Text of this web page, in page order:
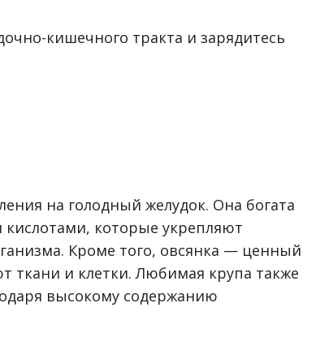
кишечного тракта и зарядитесь
на голодный желудок. Она богата
которые укрепляют
Кроме того, овсянка — ценный
ткани и клетки. Любимая крупа также
высокому содержанию